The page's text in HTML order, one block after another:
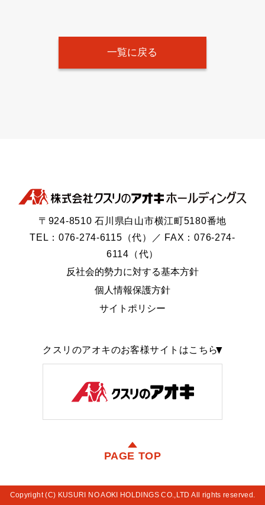
一覧に戻る
〒924-8510 石川県白山市横江町5180番地
TEL：076-274-6115（代）／ FAX：076-274-
6114（代）
反社会的勢力に対する基本方針
個人情報保護方針
サイトポリシー
クスリのアオキのお客様サイトはこちら
PAGE TOP
Copyright (C) KUSURI NO AOKI HOLDINGS CO.,LTD All rights reserved.